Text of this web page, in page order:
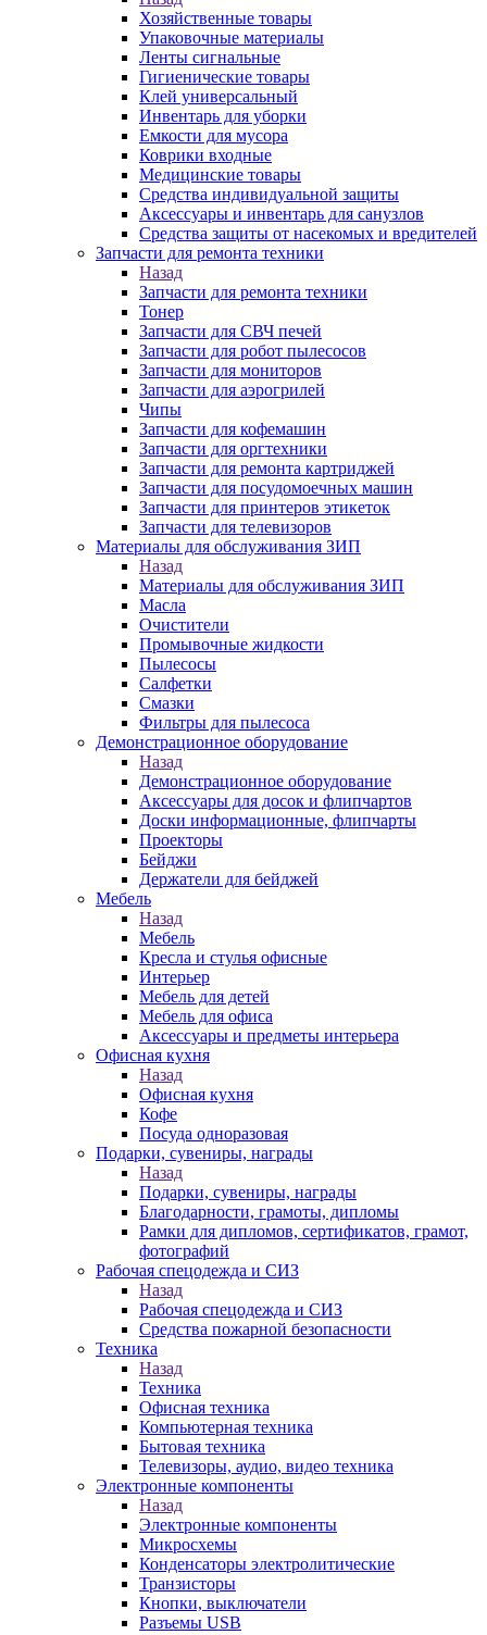
Хозяйственные товары
Упаковочные материалы
Ленты сигнальные
Гигиенические товары
Клей универсальный
Инвентарь для уборки
Емкости для мусора
Коврики входные
Медицинские товары
Средства индивидуальной защиты
Аксессуары и инвентарь для санузлов
Средства защиты от насекомых и вредителей
Запчасти для ремонта техники
Назад
Запчасти для ремонта техники
Тонер
Запчасти для СВЧ печей
Запчасти для робот пылесосов
Запчасти для мониторов
Запчасти для аэрогрилей
Чипы
Запчасти для кофемашин
Запчасти для оргтехники
Запчасти для ремонта картриджей
Запчасти для посудомоечных машин
Запчасти для принтеров этикеток
Запчасти для телевизоров
Материалы для обслуживания ЗИП
Назад
Материалы для обслуживания ЗИП
Масла
Очистители
Промывочные жидкости
Пылесосы
Салфетки
Смазки
Фильтры для пылесоса
Демонстрационное оборудование
Назад
Демонстрационное оборудование
Аксессуары для досок и флипчартов
Доски информационные, флипчарты
Проекторы
Бейджи
Держатели для бейджей
Мебель
Назад
Мебель
Кресла и стулья офисные
Интерьер
Мебель для детей
Мебель для офиса
Аксессуары и предметы интерьера
Офисная кухня
Назад
Офисная кухня
Кофе
Посуда одноразовая
Подарки, сувениры, награды
Назад
Подарки, сувениры, награды
Благодарности, грамоты, дипломы
Рамки для дипломов, сертификатов, грамот,
фотографий
Рабочая спецодежда и СИЗ
Назад
Рабочая спецодежда и СИЗ
Средства пожарной безопасности
Техника
Назад
Техника
Офисная техника
Компьютерная техника
Бытовая техника
Телевизоры, аудио, видео техника
Электронные компоненты
Назад
Электронные компоненты
Микросхемы
Конденсаторы электролитические
Транзисторы
Кнопки, выключатели
Разъемы USB